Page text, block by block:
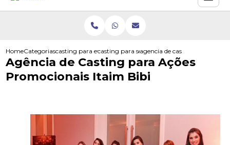
HomeCategoriascasting para eventoscasting para seminariosagencia de casting para
Agência de Casting para Ações
Promocionais Itaim Bibi